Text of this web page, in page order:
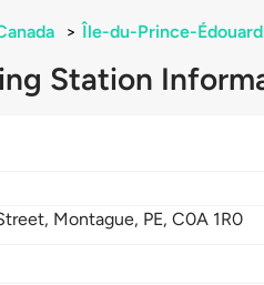
> Île-du-Prince-Édouard
Station
Montague, PE,C0A 1R0